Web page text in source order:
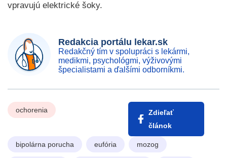
vpravujú elektrické šoky.
Redakcia portálu lekar.sk
Redakčný tím v spolupráci s lekármi,
medikmi, psychológmi, výživovými
špecialistami a ďalšími odborníkmi.
ochorenia
Zdieľať
článok
bipolárna porucha eufória mozog